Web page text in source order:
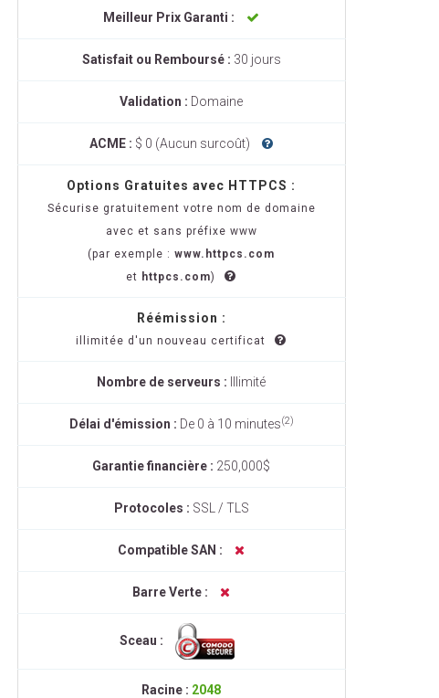
Meilleur Prix Garanti :
Satisfait ou Remboursé : 30 jours
Validation : Domaine
ACME : $ 0 (Aucun surcoût)
Options Gratuites avec HTTPCS :
Sécurise gratuitement votre nom de domaine
avec et sans préfixe www
(par exemple : www.httpcs.com
et httpcs.com)
Réémission :
illimitée d'un nouveau certificat
Nombre de serveurs : Illimité
Délai d'émission : De 0 à 10 minutes(2)
Garantie financière : 250,000$
Protocoles : SSL / TLS
Compatible SAN :
Barre Verte :
Sceau :
Racine : 2048